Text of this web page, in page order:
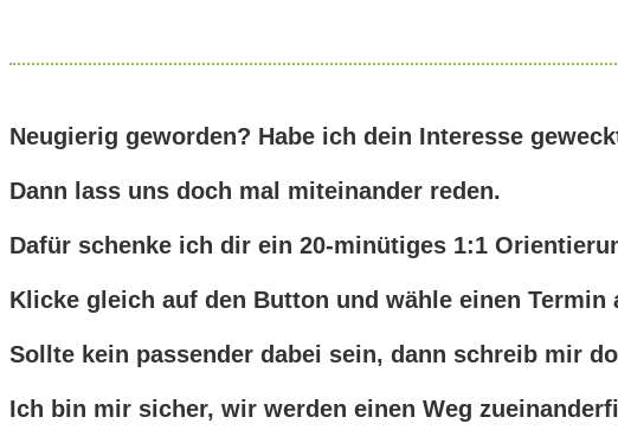
Neugierig geworden? Habe ich dein Interesse
Dann lass uns doch mal miteinander reden.
Dafür schenke ich dir ein 20-minütiges 1:1
Klicke gleich auf den Button und wähle einen Termin
Sollte kein passender dabei sein, dann schreib mir
Ich bin mir sicher, wir werden einen Weg